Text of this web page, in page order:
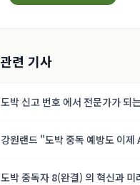
관련 기사
도박 신고 번호 에서 전문가가 되
강원랜드 "도박 중독 예방도 이
도박 중독자 8(완결) 의 혁신과